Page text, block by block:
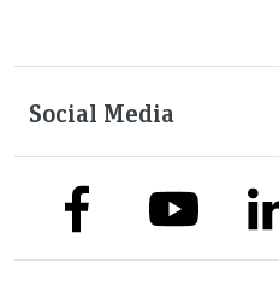
Social Media
link to facebooklink to